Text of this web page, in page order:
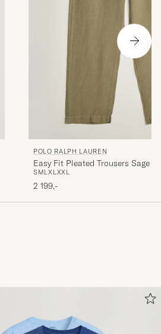
POLO RALPH LAUREN
Easy Fit Pleated Trousers Sage
SMLXL XXL
2 199,-